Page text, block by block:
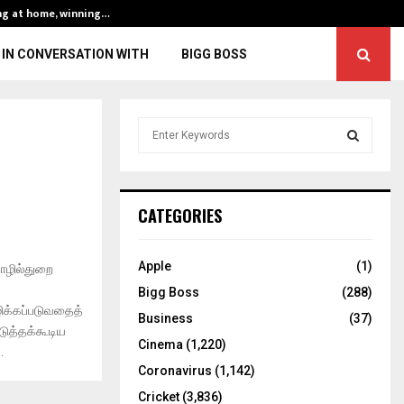
at home, winning…
IN CONVERSATION WITH BIGG BOSS
h
o
:
C
CATEGORIES
Apple
(1)
Bigg Boss
(288)
Business
(37)
Cinema (1,220)
Coronavirus (1,142)
Cricket (3,836)